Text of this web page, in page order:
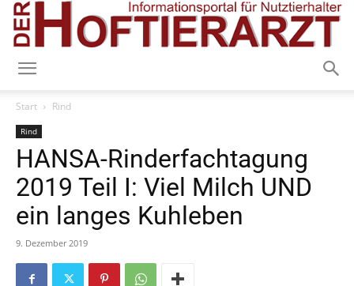
Start Rind
Rind
HANSA-Rinderfachtagung
2019 Teil I: Viel Milch UND
ein langes Kuhleben
9. Dezember 2019